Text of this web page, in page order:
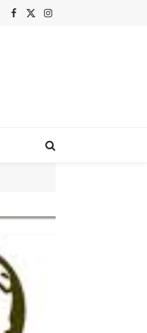
Facebook
X
Instagram